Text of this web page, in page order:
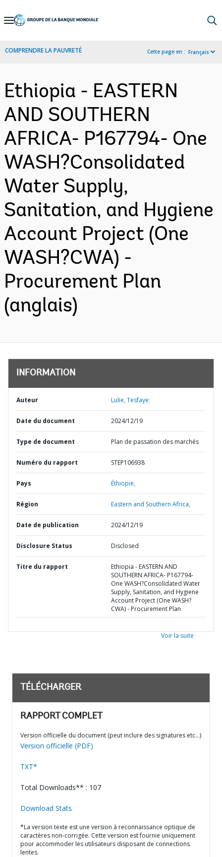
Skip
Navigation
COMPRENDRE LA PAUVRETÉ Cette page en : Français
Ethiopia - EASTERN
AND SOUTHERN
AFRICA- P167794- One
WASH?Consolidated
Water Supply,
Sanitation, and Hygiene
Account Project (One
WASH?CWA) -
Procurement Plan
(anglais)
INFORMATION
Auteur Lulie, Tesfaye;
Date du document 2024/12/19
Type de document Plan de passation des marchés
Numéro du rapport STEP106938
Pays Éthiopie,
Région Eastern and Southern Africa,
Date de publication 2024/12/19
Disclosure Status Disclosed
Titre du rapport
Ethiopia - EASTERN AND
SOUTHERN AFRICA- P167794-
One WASH?Consolidated Water
Supply, Sanitation, and Hygiene
Account Project (One WASH?
CWA) - Procurement Plan
Voir la suite
TÉLÉCHARGER
RAPPORT COMPLET
Version officielle du document (peut inclure des signatures etc…)
Version officielle (PDF)
TXT*
Total Downloads** : 107
Download Stats
*La version texte est une version à reconnaissance optique de
caractères non-corrigée. Cette version est fournie uniquement
pour accommoder les utilisateurs disposant de connections
lentes.